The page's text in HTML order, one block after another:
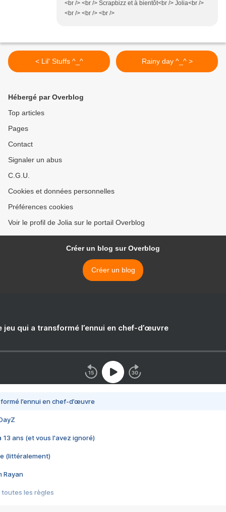
<br /> <br /> Scrapbizz et à bientôt<br /> Jolia<br />
<br /> <br /> <br />
< Lil' Stuffs ^_^ Rainy day ^_^ >
Hébergé par Overblog
Top articles
Pages
Contact
Signaler un abus
C.G.U.
Cookies et données personnelles
Préférences cookies
Voir le profil de Jolia sur le portail Overblog
Créer un blog sur Overblog
Créer un blog
jeu qui a transformé l’ennui en chef-d’œuvre
l’ennui en chef-d’œuvre
13 ans (et vous l'avez ignoré)
(littéralement)
Rayan
toutes les règles